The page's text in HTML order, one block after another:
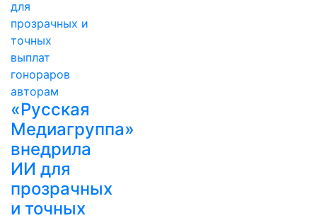
«Русская
Медиагруппа»
внедрила
ИИ для
прозрачных
и точных